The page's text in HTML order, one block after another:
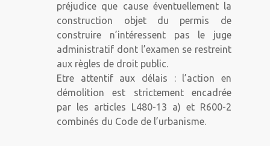
préjudice que cause éventuellement la
construction objet du permis de
construire n’intéressent pas le juge
administratif dont l’examen se restreint
aux règles de droit public.
Etre attentif aux délais : l’action en
démolition est strictement encadrée
par les articles L480-13 a) et R600-2
combinés du Code de l’urbanisme.